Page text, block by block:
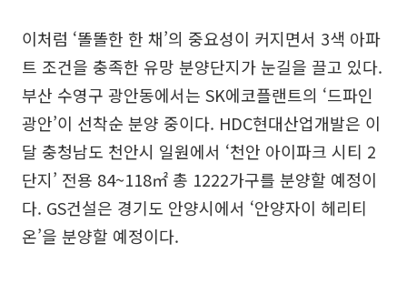
이처럼 ‘똘똘한 한 채’의 중요성이 커지면서 3색 아파
트 조건을 충족한 유망 분양단지가 눈길을 끌고 있다.
부산 수영구 광안동에서는 SK에코플랜트의 ‘드파인
광안’이 선착순 분양 중이다. HDC현대산업개발은 이
달 충청남도 천안시 일원에서 ‘천안 아이파크 시티 2
단지’ 전용 84~118㎡ 총 1222가구를 분양할 예정이
다. GS건설은 경기도 안양시에서 ‘안양자이 헤리티
온’을 분양할 예정이다.